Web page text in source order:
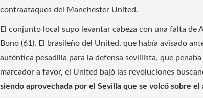
contraataques del Manchester United.
El conjunto local supo levantar cabeza con una falta de
Bono (61). El brasileño del United, que había avisado
auténtica pesadilla para la defensa sevillista, que
marcador a favor, el United bajó las revoluciones
siendo aprovechada por el Sevilla que se volcó sobre el